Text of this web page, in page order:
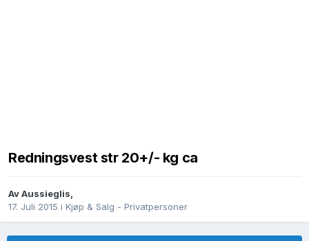
Redningsvest str 20+/- kg ca
AvAussieglis,
17. Juli 2015 i Kjøp & Salg - Privatpersoner